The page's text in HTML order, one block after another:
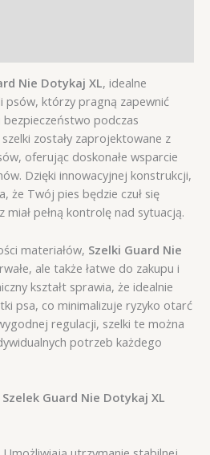
Nie Dotykaj XL, idealne
psów, którzy pragną zapewnić
podczas
zostały zaprojektowane z
oferując doskonałe wsparcie
Dzięki innowacyjnej konstrukcji,
że Twój pies będzie czuł się
pełną kontrolę nad sytuacją.
materiałów, Szelki Guard Nie
ale także łatwe do zakupu i
kształt sprawia, że idealnie
psa, co minimalizuje ryzyko otarć
regulacji, szelki te można
potrzeb każdego
Szelek Guard Nie Dotykaj XL